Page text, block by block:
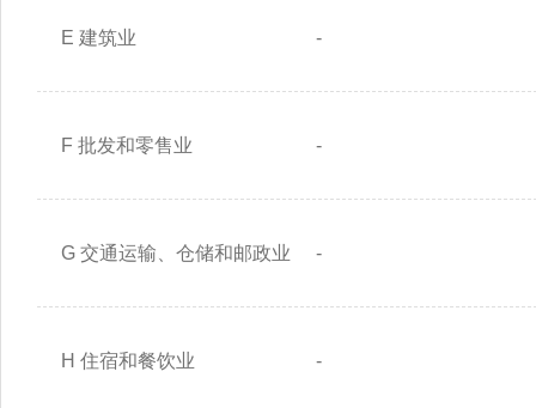
E 建筑业 -
F 批发和零售业 -
G 交通运输、仓储和邮政业 -
H 住宿和餐饮业 -